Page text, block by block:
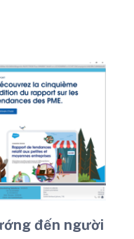
đến người